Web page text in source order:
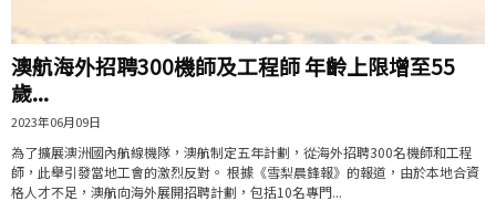
澳航海外招聘300機師及工程師 年齡上限增至55
歲...
2023年06月09日
為了擴展澳洲國內航線機隊，澳航制定五年計劃，從海外招聘300名機師和工程
師，此舉引發當地工會的激烈反對。 根據《雪梨晨鋒報》的報道，由於本地合資
格人才不足，澳航向海外展開招聘計劃，包括10名專門...